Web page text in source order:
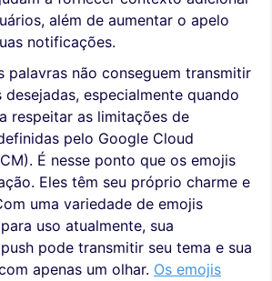
além de aumentar o apelo
notificações.
palavras não conseguem transmitir
desejadas, especialmente quando
respeitar as limitações de
pelo Google Cloud
É nesse ponto que os emojis
Eles têm seu próprio charme e
uma variedade de emojis
uso atualmente, sua
pode transmitir seu tema e sua
apenas um olhar. Os emojis